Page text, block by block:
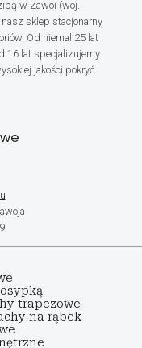
w Zawoi (woj.
sklep stacjonarny
Od niemal 25 lat
16 lat specjalizujemy
jakości pokryć
trapezowe
na rąbek